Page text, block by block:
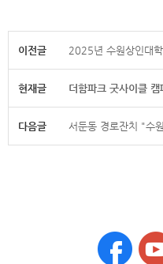
이전글 2025년 수원상인대
현재글 더함파크 굿사이클
다음글 서둔동 경로잔치 "수